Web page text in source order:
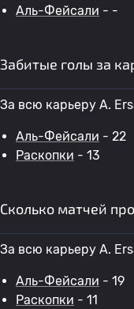
Аль-Фейсали - -
Забитые голы за
За всю карьеру A.
Аль-Фейсали - 22
Раскопки - 13
Сколько матчей
За всю карьеру A.
Аль-Фейсали - 19
Раскопки - 11